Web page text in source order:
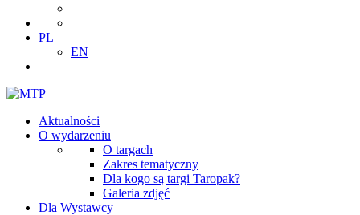
PL
EN
Aktualności
O wydarzeniu
O targach
Zakres tematyczny
Dla kogo są targi Taropak?
Galeria zdjęć
Dla Wystawcy